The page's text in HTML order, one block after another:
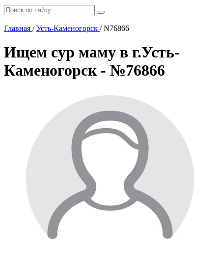
Главная / Усть-Каменогорск /N76866
Ищем сур маму в г.Усть-
Каменогорск - №76866